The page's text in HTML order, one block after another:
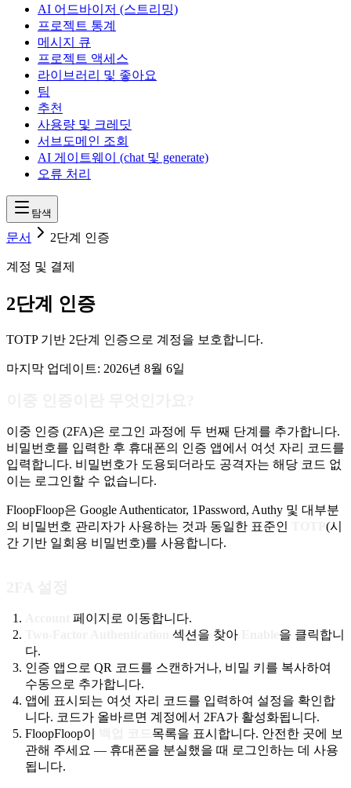
AI 어드바이저 (스트리밍)
프로젝트 통계
메시지 큐
프로젝트 액세스
라이브러리 및 좋아요
팀
추천
사용량 및 크레딧
서브도메인 조회
AI 게이트웨이 (chat 및 generate)
오류 처리
탐색
문서 2단계 인증
계정 및 결제
2단계 인증
TOTP 기반 2단계 인증으로 계정을 보호합니다.
마지막 업데이트: 2026년 8월 6일
이중 인증 (2FA)은 로그인 과정에 두 번째 단계를 추가합니다.
비밀번호를 입력한 후 휴대폰의 인증 앱에서 여섯 자리 코드를
입력합니다. 비밀번호가 도용되더라도 공격자는 해당 코드 없
이는 로그인할 수 없습니다.
FloopFloop은 Google Authenticator, 1Password, Authy 및 대부분
의 비밀번호 관리자가 사용하는 것과 동일한 표준인
(시
간 기반 일회용 비밀번호)를 사용합니다.
페이지로 이동합니다.
섹션을 찾아
을 클릭합니
다.
인증 앱으로 QR 코드를 스캔하거나, 비밀 키를 복사하여
수동으로 추가합니다.
앱에 표시되는 여섯 자리 코드를 입력하여 설정을 확인합
니다. 코드가 올바르면 계정에서 2FA가 활성화됩니다.
FloopFloop이
목록을 표시합니다. 안전한 곳에 보
관해 주세요 — 휴대폰을 분실했을 때 로그인하는 데 사용
됩니다.